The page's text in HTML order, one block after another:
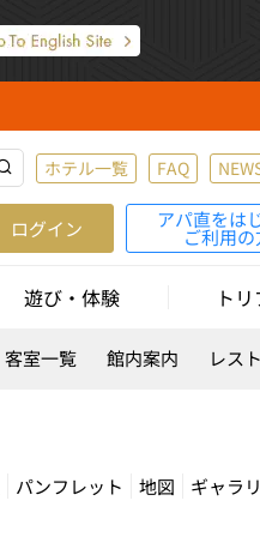
ホテル一覧 FAQ
ログイン アパ直をは
ご利用の
遊び・体験 ト
客室一覧 館内案内 レス
パンフレット 地図 ギャラ